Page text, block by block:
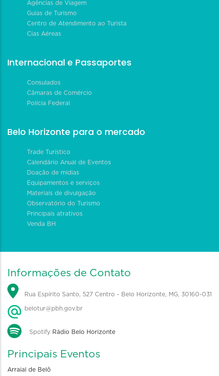
Agências de Viagem
Guias de Turismo
Centro de Atendimento ao Turista
Cias Aéreas
Internacional e Passaportes
Consulados
Câmaras de Comércio
Polícia Federal
Belo Horizonte para o mercado
Trade Turístico
Calendário Anual de Eventos
Doação de mídias
Equipamentos e serviços
Materiais de divulgação
Observatório do Turismo
Principais atrativos
Venda BH
Informações de Contato
Rua Espírito Santo, 527 Centro - Belo Horizonte, MG, 30160-031
belotur@pbh.gov.br
Spotify Rádio Belo Horizonte
Principais Eventos
Arraial de Belô